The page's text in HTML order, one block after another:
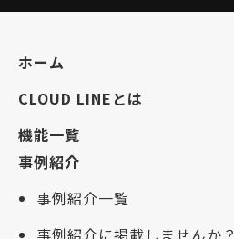
ホーム
CLOUD LINEとは
機能一覧
事例紹介
事例紹介一覧